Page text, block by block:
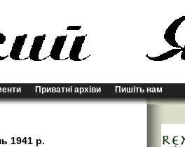
Приватні архіви Пишіть нам
1941 р.